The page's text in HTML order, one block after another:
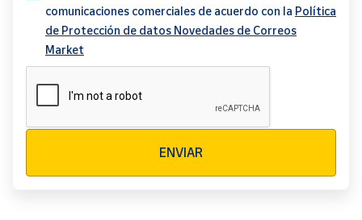
comunicaciones comerciales de acuerdo con la Política
de Protección de datos Novedades de Correos
Market
ENVIAR